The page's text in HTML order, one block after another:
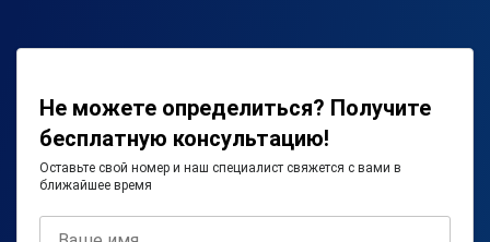
Не можете определиться? Получите
бесплатную консультацию!
Оставьте свой номер и наш специалист свяжется с вами в
ближайшее время